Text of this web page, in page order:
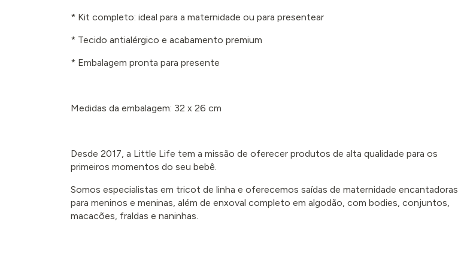
* Kit completo: ideal para a maternidade ou para presentear
* Tecido antialérgico e acabamento premium
* Embalagem pronta para presente
Medidas da embalagem: 32 x 26 cm
Desde 2017, a Little Life tem a missão de oferecer produtos de alta qualidade para os
primeiros momentos do seu bebê.
Somos especialistas em tricot de linha e oferecemos saídas de maternidade encantadoras
para meninos e meninas, além de enxoval completo em algodão, com bodies, conjuntos,
macacões, fraldas e naninhas.